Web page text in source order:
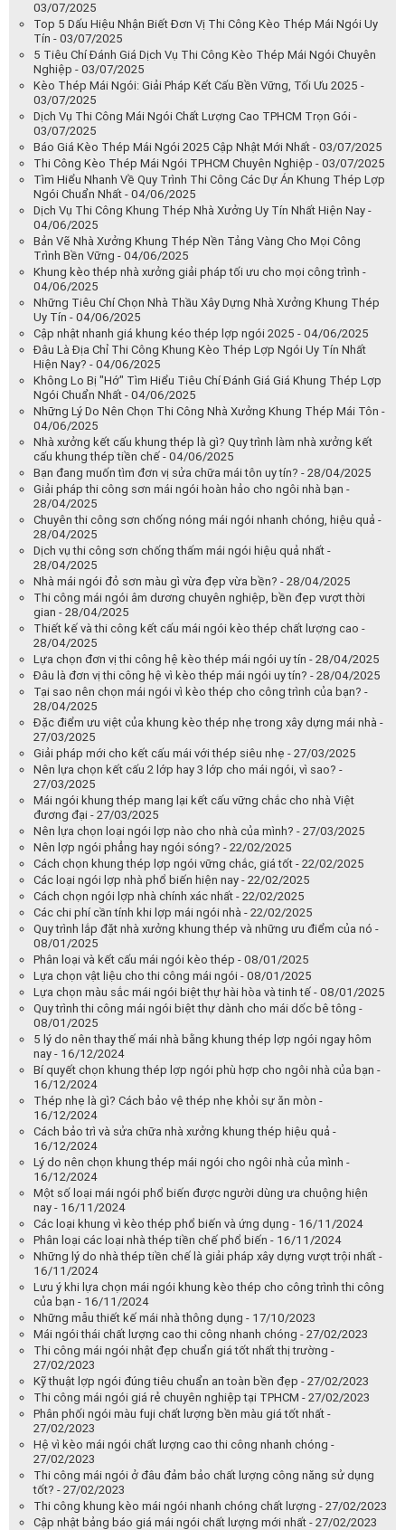
03/07/2025
Top 5 Dấu Hiệu Nhận Biết Đơn Vị Thi Công Kèo Thép Mái Ngói Uy
Tín - 03/07/2025
5 Tiêu Chí Đánh Giá Dịch Vụ Thi Công Kèo Thép Mái Ngói Chuyên
Nghiệp - 03/07/2025
Kèo Thép Mái Ngói: Giải Pháp Kết Cấu Bền Vững, Tối Ưu 2025 -
03/07/2025
Dịch Vụ Thi Công Mái Ngói Chất Lượng Cao TPHCM Trọn Gói -
03/07/2025
Báo Giá Kèo Thép Mái Ngói 2025 Cập Nhật Mới Nhất - 03/07/2025
Thi Công Kèo Thép Mái Ngói TPHCM Chuyên Nghiệp - 03/07/2025
Tìm Hiểu Nhanh Về Quy Trình Thi Công Các Dự Án Khung Thép Lợp
Ngói Chuẩn Nhất - 04/06/2025
Dịch Vụ Thi Công Khung Thép Nhà Xưởng Uy Tín Nhất Hiện Nay -
04/06/2025
Bản Vẽ Nhà Xưởng Khung Thép Nền Tảng Vàng Cho Mọi Công
Trình Bền Vững - 04/06/2025
Khung kèo thép nhà xưởng giải pháp tối ưu cho mọi công trình -
04/06/2025
Những Tiêu Chí Chọn Nhà Thầu Xây Dựng Nhà Xưởng Khung Thép
Uy Tín - 04/06/2025
Cập nhật nhanh giá khung kéo thép lợp ngói 2025 - 04/06/2025
Đâu Là Địa Chỉ Thi Công Khung Kèo Thép Lợp Ngói Uy Tín Nhất
Hiện Nay? - 04/06/2025
Không Lo Bị "Hớ" Tìm Hiểu Tiêu Chí Đánh Giá Giá Khung Thép Lợp
Ngói Chuẩn Nhất - 04/06/2025
Những Lý Do Nên Chọn Thi Công Nhà Xưởng Khung Thép Mái Tôn -
04/06/2025
Nhà xưởng kết cấu khung thép là gì? Quy trình làm nhà xưởng kết
cấu khung thép tiền chế - 04/06/2025
Bạn đang muốn tìm đơn vị sửa chữa mái tôn uy tín? - 28/04/2025
Giải pháp thi công sơn mái ngói hoàn hảo cho ngôi nhà bạn -
28/04/2025
Chuyên thi công sơn chống nóng mái ngói nhanh chóng, hiệu quả -
28/04/2025
Dịch vụ thi công sơn chống thấm mái ngói hiệu quả nhất -
28/04/2025
Nhà mái ngói đỏ sơn màu gì vừa đẹp vừa bền? - 28/04/2025
Thi công mái ngói âm dương chuyên nghiệp, bền đẹp vượt thời
gian - 28/04/2025
Thiết kế và thi công kết cấu mái ngói kèo thép chất lượng cao -
28/04/2025
Lựa chọn đơn vị thi công hệ kèo thép mái ngói uy tín - 28/04/2025
Đâu là đơn vị thi công hệ vì kèo thép mái ngói uy tín? - 28/04/2025
Tại sao nên chọn mái ngói vì kèo thép cho công trình của bạn? -
28/04/2025
Đặc điểm ưu việt của khung kèo thép nhẹ trong xây dựng mái nhà -
27/03/2025
Giải pháp mới cho kết cấu mái với thép siêu nhẹ - 27/03/2025
Nên lựa chọn kết cấu 2 lớp hay 3 lớp cho mái ngói, vì sao? -
27/03/2025
Mái ngói khung thép mang lại kết cấu vững chắc cho nhà Việt
đương đại - 27/03/2025
Nên lựa chọn loại ngói lợp nào cho nhà của mình? - 27/03/2025
Nên lợp ngói phẳng hay ngói sóng? - 22/02/2025
Cách chọn khung thép lợp ngói vững chắc, giá tốt - 22/02/2025
Các loại ngói lợp nhà phổ biến hiện nay - 22/02/2025
Cách chọn ngói lợp nhà chính xác nhất - 22/02/2025
Các chi phí cần tính khi lợp mái ngói nhà - 22/02/2025
Quy trình lắp đặt nhà xưởng khung thép và những ưu điểm của nó -
08/01/2025
Phân loại và kết cấu mái ngói kèo thép - 08/01/2025
Lựa chọn vật liệu cho thi công mái ngói - 08/01/2025
Lựa chọn màu sắc mái ngói biệt thự hài hòa và tinh tế - 08/01/2025
Quy trình thi công mái ngói biệt thự dành cho mái dốc bê tông -
08/01/2025
5 lý do nên thay thế mái nhà bằng khung thép lợp ngói ngay hôm
nay - 16/12/2024
Bí quyết chọn khung thép lợp ngói phù hợp cho ngôi nhà của bạn -
16/12/2024
Thép nhẹ là gì? Cách bảo vệ thép nhẹ khỏi sự ăn mòn -
16/12/2024
Cách bảo trì và sửa chữa nhà xưởng khung thép hiệu quả -
16/12/2024
Lý do nên chọn khung thép mái ngói cho ngôi nhà của mình -
16/12/2024
Một số loại mái ngói phổ biến được người dùng ưa chuộng hiện
nay - 16/11/2024
Các loại khung vì kèo thép phổ biến và ứng dụng - 16/11/2024
Phân loại các loại nhà thép tiền chế phổ biến - 16/11/2024
Những lý do nhà thép tiền chế là giải pháp xây dựng vượt trội nhất -
16/11/2024
Lưu ý khi lựa chọn mái ngói khung kèo thép cho công trình thi công
của bạn - 16/11/2024
Những mẫu thiết kế mái nhà thông dụng - 17/10/2023
Mái ngói thái chất lượng cao thi công nhanh chóng - 27/02/2023
Thi công mái ngói nhật đẹp chuẩn giá tốt nhất thị trường -
27/02/2023
Kỹ thuật lợp ngói đúng tiêu chuẩn an toàn bền đẹp - 27/02/2023
Thi công mái ngói giá rẻ chuyên nghiệp tại TPHCM - 27/02/2023
Phân phối ngói màu fuji chất lượng bền màu giá tốt nhất -
27/02/2023
Hệ vì kèo mái ngói chất lượng cao thi công nhanh chóng -
27/02/2023
Thi công mái ngói ở đâu đảm bảo chất lượng công năng sử dụng
tốt? - 27/02/2023
Thi công khung kèo mái ngói nhanh chóng chất lượng - 27/02/2023
Cập nhật bảng báo giá mái ngói chất lượng mới nhất - 27/02/2023